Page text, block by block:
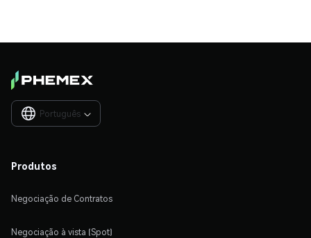
Português 
Produtos
Negociação de Contratos
Negociação à vista (Spot)